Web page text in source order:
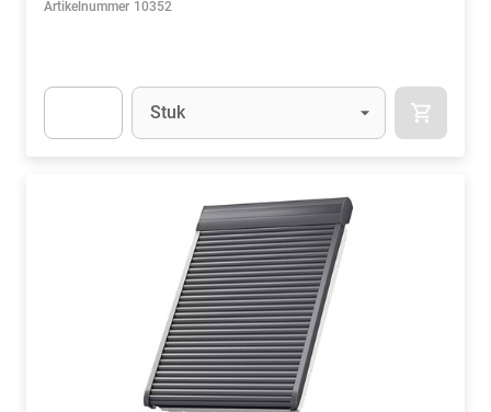
Artikelnummer 10352
Eenheid
Stuk